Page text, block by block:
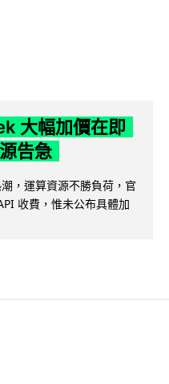
大幅加價在即
告急
，運算資源不勝負荷，官
收費，惟未公布具體加